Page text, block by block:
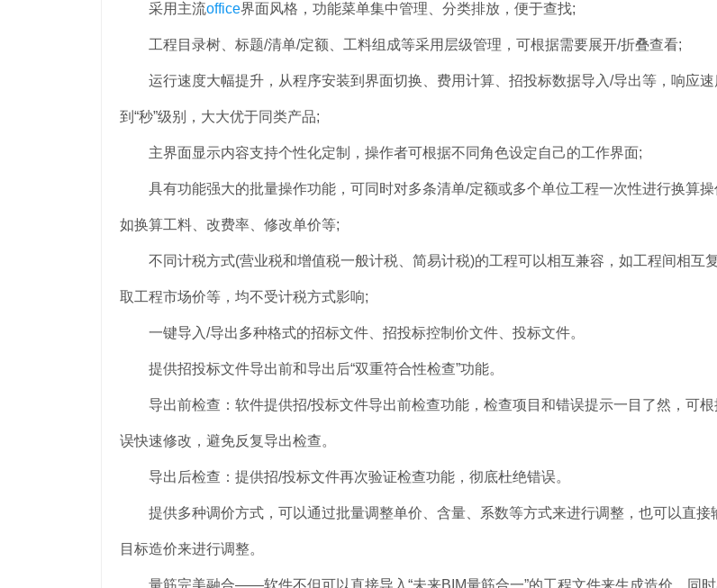
采用主流office界面风格，功能菜单集中管理、分类排放，便于查找;
工程目录树、标题/清单/定额、工料组成等采用层级管理，可根据需要展开/折叠查看;
运行速度大幅提升，从程序安装到界面切换、费用计算、招投标数据导入/导出等，响应速
到“秒”级别，大大优于同类产品;
主界面显示内容支持个性化定制，操作者可根据不同角色设定自己的工作界面;
具有功能强大的批量操作功能，可同时对多条清单/定额或多个单位工程一次性进行换算操
如换算工料、改费率、修改单价等;
不同计税方式(营业税和增值税一般计税、简易计税)的工程可以相互兼容，如工程间相互复
取工程市场价等，均不受计税方式影响;
一键导入/导出多种格式的招标文件、招投标控制价文件、投标文件。
提供招投标文件导出前和导出后“双重符合性检查”功能。
导出前检查：软件提供招/投标文件导出前检查功能，检查项目和错误提示一目了然，可根
误快速修改，避免反复导出检查。
导出后检查：提供招/投标文件再次验证检查功能，彻底杜绝错误。
提供多种调价方式，可以通过批量调整单价、含量、系数等方式来进行调整，也可以直接
目标造价来进行调整。